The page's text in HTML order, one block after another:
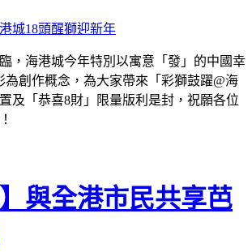
，海港城今年特別以寓意「發」的中國幸
為創作概念，為大家帶來「彩獅鼓躍@海
及「恭喜8財」限量版利是封，祝願各位
】與全港市民共享芭